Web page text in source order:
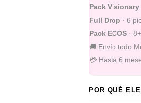
Pack Visionary
Full Drop · 6
Pack ECOS ·
🚚 Envío todo
💳 Hasta 6
POR QUÉ